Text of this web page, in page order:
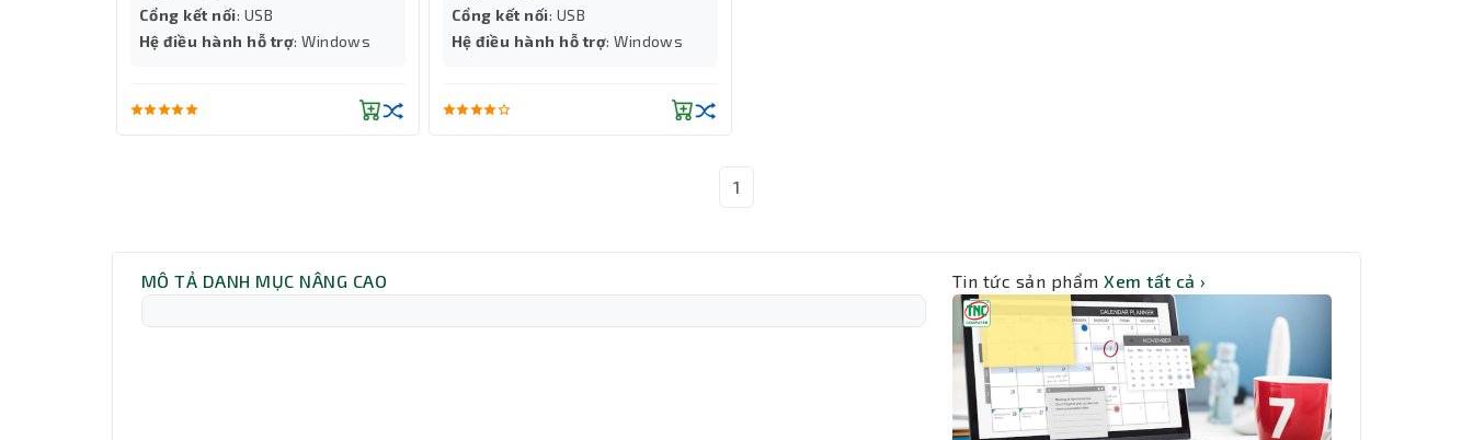
Cổng kết nối: USB
Hệ điều hành hỗ trợ: Windows
Cổng kết nối: USB
Hệ điều hành hỗ trợ: Windows
1
MÔ TẢ DANH MỤC NÂNG CAO Tin tức sản phẩm Xem tất cả ›